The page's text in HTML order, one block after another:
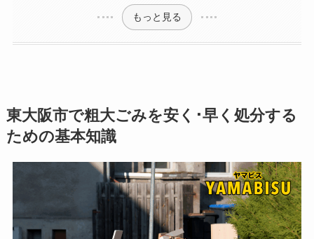
もっと見る
東大阪市で粗大ごみを安く･早く処分する
ための基本知識